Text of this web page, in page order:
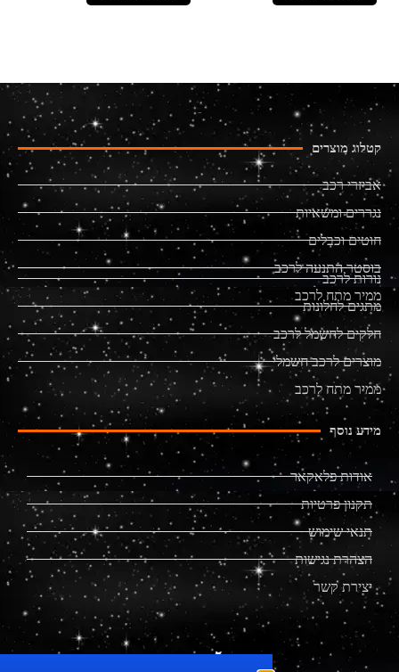
קטלוג מוצרים
אביזרי רכב
נגררים ומשאיות
חוטים וכבלים
בוסטר התנעה לרכב
ממיר מתח לרכב
נורות לרכב
מתגים לחלונות
חלקים לחשמל לרכב
מוצרים לרכב חשמלי
ממיר מתח לרכב
מידע נוסף
אודות פלאקאר
תקנון פרטיות
תנאי שימוש
הצהרת נגישות
יצירת קשר